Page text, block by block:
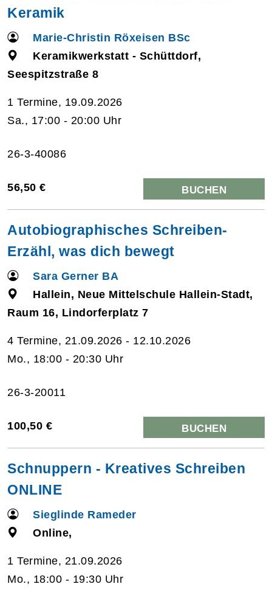
Keramik
Marie-Christin Röxeisen BSc
Keramikwerkstatt - Schüttdorf,
Seespitzstraße 8
1 Termine, 19.09.2026
Sa., 17:00 - 20:00 Uhr
26-3-40086
56,50 € BUCHEN
Autobiographisches Schreiben-
Erzähl, was dich bewegt
Sara Gerner BA
Hallein, Neue Mittelschule Hallein-Stadt,
Raum 16, Lindorferplatz 7
4 Termine, 21.09.2026 - 12.10.2026
Mo., 18:00 - 20:30 Uhr
26-3-20011
100,50 € BUCHEN
Schnuppern - Kreatives Schreiben
ONLINE
Sieglinde Rameder
Online,
1 Termine, 21.09.2026
Mo., 18:00 - 19:30 Uhr